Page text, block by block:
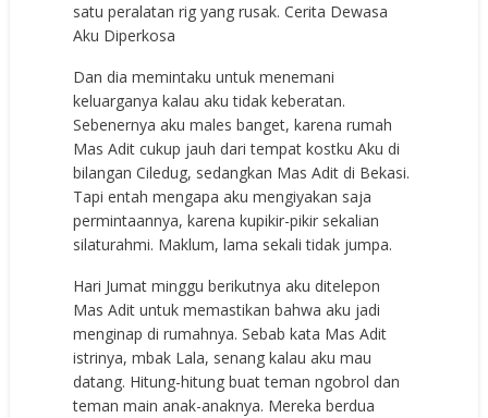
satu peralatan rig yang rusak. Cerita Dewasa
Aku Diperkosa
Dan dia memintaku untuk menemani
keluarganya kalau aku tidak keberatan.
Sebenernya aku males banget, karena rumah
Mas Adit cukup jauh dari tempat kostku Aku di
bilangan Ciledug, sedangkan Mas Adit di Bekasi.
Tapi entah mengapa aku mengiyakan saja
permintaannya, karena kupikir-pikir sekalian
silaturahmi. Maklum, lama sekali tidak jumpa.
Hari Jumat minggu berikutnya aku ditelepon
Mas Adit untuk memastikan bahwa aku jadi
menginap di rumahnya. Sebab kata Mas Adit
istrinya, mbak Lala, senang kalau aku mau
datang. Hitung-hitung buat teman ngobrol dan
teman main anak-anaknya. Mereka berdua